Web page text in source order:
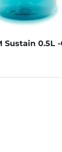
Sustain 0.5L